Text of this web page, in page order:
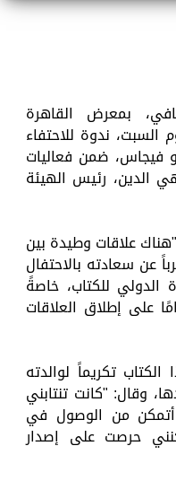
بمعرض القاهرة
بدورته الـ56، اليوم السبت، ندوة للاحتفاء
فيجاس، ضمن فعاليات
الدين، رئيس الهيئة
علاقات وطيدة بين
عن سعادته بالاحتفال
للكتاب، خاصةً
الاحتفال بمرور 75 عامًا على إطلاق العلاقات
تكريماً لوالدته
على مولدها، وقال: "كانت تنتابني
أتمكن من الوصول في
حرصت على إصدار